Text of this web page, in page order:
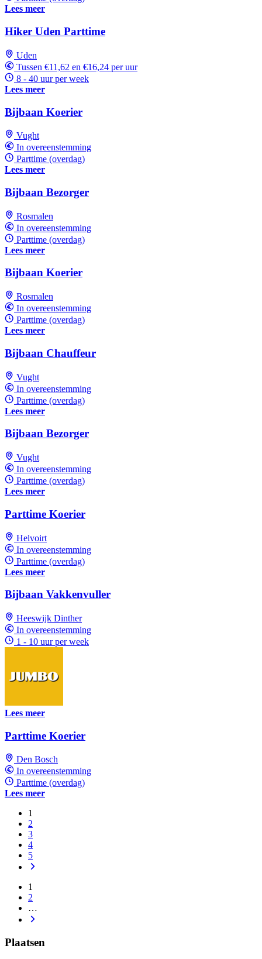
Lees meer
Hiker Uden Parttime
Uden
Tussen €11,62 en €16,24 per uur
8 - 40 uur per week
Lees meer
Bijbaan Koerier
Vught
In overeenstemming
Parttime (overdag)
Lees meer
Bijbaan Bezorger
Rosmalen
In overeenstemming
Parttime (overdag)
Lees meer
Bijbaan Koerier
Rosmalen
In overeenstemming
Parttime (overdag)
Lees meer
Bijbaan Chauffeur
Vught
In overeenstemming
Parttime (overdag)
Lees meer
Bijbaan Bezorger
Vught
In overeenstemming
Parttime (overdag)
Lees meer
Parttime Koerier
Helvoirt
In overeenstemming
Parttime (overdag)
Lees meer
Bijbaan Vakkenvuller
Heeswijk Dinther
In overeenstemming
1 - 10 uur per week
Lees meer
Parttime Koerier
Den Bosch
In overeenstemming
Parttime (overdag)
Lees meer
1
2
3
4
5
1
2
…
Plaatsen